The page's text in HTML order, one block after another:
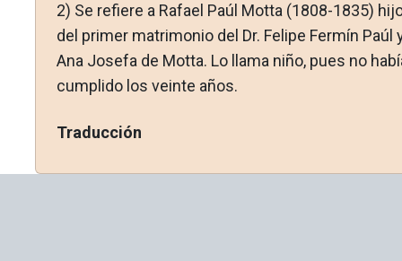
2) Se refiere a Rafael Paúl Motta (1808-1835)
del primer matrimonio del Dr. Felipe Fermín Paúl
Ana Josefa de Motta. Lo llama niño, pues no
cumplido los veinte años.
Traducción